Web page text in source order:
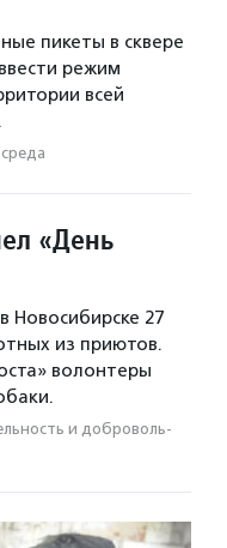
пикеты в сквере
режим
всей
«День
Новосибирске 27
из приютов.
волонтеры
и доброволь­